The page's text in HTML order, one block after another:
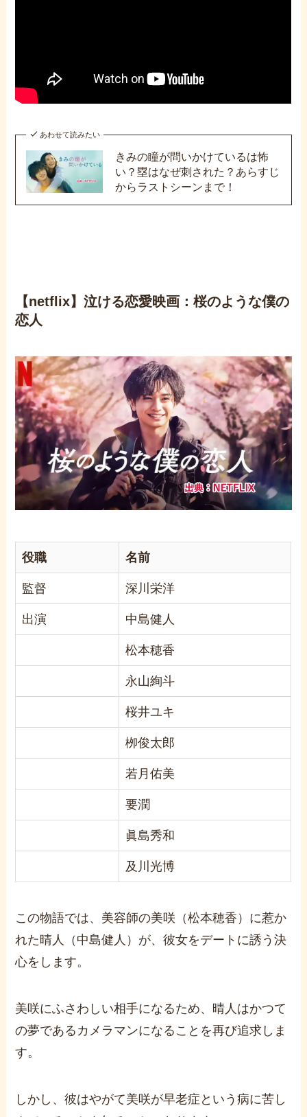
あわせて読みたい
きみの瞳が問いかけているは怖
い？塁はなぜ刺された？あらすじ
からラストシーンまで！
【netflix】泣ける恋愛映画：桜のような僕の
恋人
役職 名前
監督 深川栄洋
出演 中島健人
松本穂香
永山絢斗
桜井ユキ
栁俊太郎
若月佑美
要潤
眞島秀和
及川光博
この物語では、美容師の美咲（松本穂香）に惹か
れた晴人（中島健人）が、彼女をデートに誘う決
心をします。
美咲にふさわしい相手になるため、晴人はかつて
の夢であるカメラマンになることを再び追求しま
す。
しかし、彼はやがて美咲が早老症という病に苦し